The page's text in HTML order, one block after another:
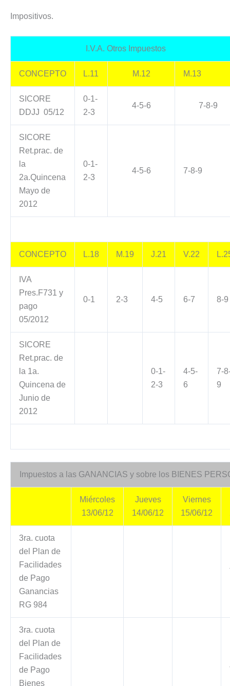
Impositivos.
I.V.A. Otros Impuestos
CONCEPTO L.11 M.12 M.13
SICORE
DDJJ 05/12
0-1-
2-3
4-5-6 7-8-9
SICORE
Ret.prac. de
la
2a.Quincena
Mayo de
2012
0-1-
2-3
4-5-6 7-8-9
CONCEPTO L.18 M.19 J.21 V.22
IVA
Pres.F731 y
pago
05/2012
0-1 2-3 4-5 6-7 8-9
SICORE
Ret.prac. de
la 1a.
Quincena de
Junio de
2012
0-1-
2-3
4-5-
6
7-
9
Impuestos a las GANANCIAS y sobre los BIENES
Miércoles
13/06/12
Jueves
14/06/12
Viernes
15/06/12
3ra. cuota
del Plan de
Facilidades
de Pago
Ganancias
RG 984
3ra. cuota
del Plan de
Facilidades
de Pago
Bienes